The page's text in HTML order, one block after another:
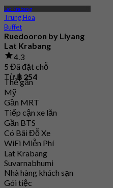
Lat Krabang
Trung Hoa
Buffet
Ruedooron by Liyang
Lat Krabang
4.3
5 Đã đặt chỗ
Từ฿ 254
Thẻ gắn
Mỹ
Gần MRT
Tiếp cận xe lăn
Gần BTS
Có Bãi Đỗ Xe
WiFi Miễn Phí
Lat Krabang
Suvarnabhumi
Nhà hàng khách sạn
Gói tiệc